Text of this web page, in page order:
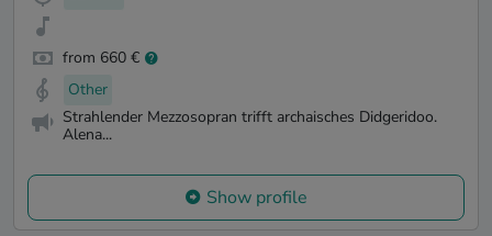
from 660 €
Other
Strahlender Mezzosopran trifft archaisches Didgeridoo.
Alena...
Show profile